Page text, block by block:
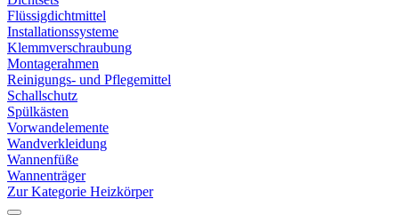
Flüssigdichtmittel
Installationssysteme
Klemmverschraubung
Montagerahmen
Reinigungs- und Pflegemittel
Schallschutz
Spülkästen
Vorwandelemente
Wandverkleidung
Wannenfüße
Wannenträger
Zur Kategorie Heizkörper